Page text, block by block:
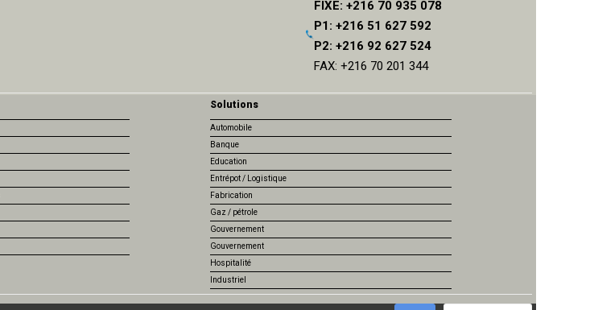
FIXE: +216 70 935 078
P1: +216 51 627 592
P2: +216 92 627 524
FAX: +216 70 201 344
Solutions
Automobile
Banque
Education
Entrépot / Logistique
Fabrication
Gaz / pétrole
Gouvernement
Gouvernement
Hospitalité
Industriel